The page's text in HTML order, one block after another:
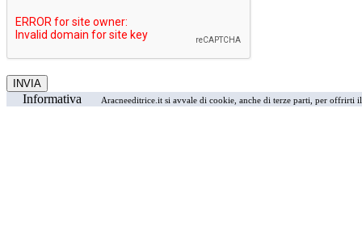
Informativa Aracneeditrice.it si avvale di cookie, anche di terze parti, per